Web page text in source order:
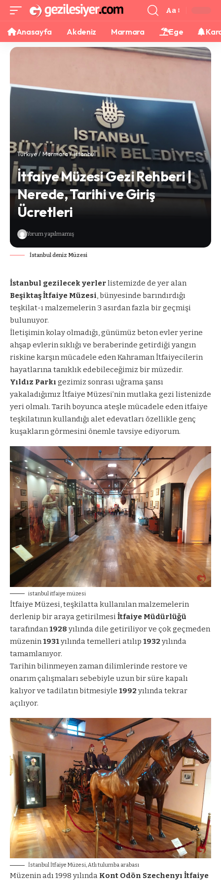
Aa
Anasayfa Akdeniz Marmara Ege
Türkiye/ Marmara/İstanbul
İtfaiye Müzesi Gezi Rehberi |
Nerede, Tarihi ve Giriş
Ücretleri
Yorum yapılmamış
İstanbul deniz Müzesi
İstanbul gezilecek yerlerlistemizde de yer alan
Beşiktaş İtfaiye Müzesi, bünyesinde barındırdığı
teşkilat-ı malzemelerin 3 asırdan fazla bir geçmişi
bulunuyor.
İletişimin kolay olmadığı, günümüz beton evler yerine
ahşap evlerin sıklığı ve beraberinde getirdiği yangın
riskine karşın mücadele eden Kahraman İtfaiyecilerin
hayatlarına tanıklık edebileceğimiz bir müzedir.
Yıldız Parkı gezimiz sonrası uğrama şansı
yakaladığımız İtfaiye Müzesi’nin mutlaka gezi listenizde
yeri olmalı. Tarih boyunca ateşle mücadele eden itfaiye
teşkilatının kullandığı alet edevatları özellikle genç
kuşakların görmesini önemle tavsiye ediyorum.
istanbul itfaiye müzesi
İtfaiye Müzesi, teşkilatta kullanılan malzemelerin
derlenip bir araya getirilmesiİtfaiye Müdürlüğü
tarafından1928 yılında dile getiriliyor ve çok geçmeden
müzenin1931yılında temelleri atılıp 1932yılında
tamamlanıyor.
Tarihin bilinmeyen zaman dilimlerinde restore ve
onarım çalışmaları sebebiyle uzun bir süre kapalı
kalıyor ve tadilatın bitmesiyle 1992yılında tekrar
açılıyor.
İstanbul İtfaiye Müzesi, Atlı tulumba arabası
Müzenin adı 1998 yılında Kont Odön Szechenyı İtfaiye